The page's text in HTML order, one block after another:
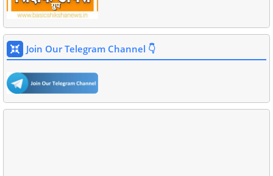
Join Our Telegram Channel 👇